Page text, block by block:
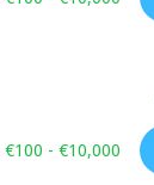
€100 - €10,000